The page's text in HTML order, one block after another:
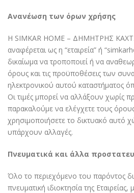
Ανανέωση των όρων χρήσης
Η SIMKAR HOME – ΔΗΜΗΤΡΗΣ
αναφέρεται ως η “εταιρεία” ή
δικαίωμα να τροποποιεί ή να
όρους και τις προϋποθέσεις των
ηλεκτρονικού αυτού καταστήματος
Οι τιμές μπορεί να αλλάξουν χωρίς
παρακαλούμε να ελέγχετε τους
χρησιμοποιήσετε το δικτυακό αυτό
υπάρχουν αλλαγές.
Πνευματικά και άλλα
Όλο το περιεχόμενο του παρόντος
πνευματική ιδιοκτησία της